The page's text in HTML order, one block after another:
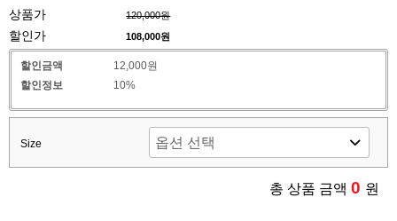
상품가 120,000원
할인가 108,000원
할인금액
12,000원
할인정보
10%
Size
총 상품 금액 0 원